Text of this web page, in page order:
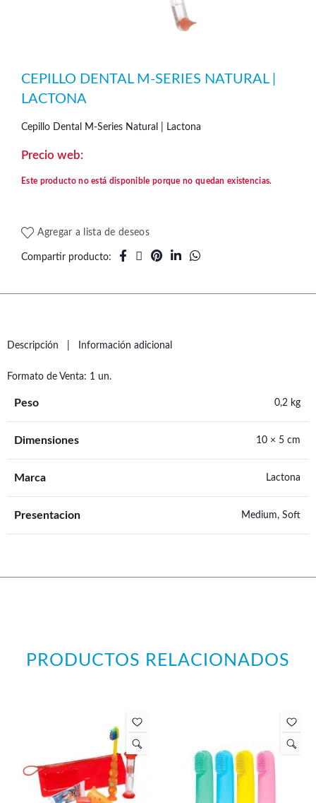
CEPILLO DENTAL M-SERIES NATURAL |
LACTONA
Cepillo Dental M-Series Natural | Lactona
Este producto no está disponible porque no quedan existencias.
Agregar a lista de deseos
Compartir producto
Descripción Información adicional
Formato de Venta: 1 un.
Peso 0,2 kg
Dimensiones 10 × 5 cm
Marca Lactona
Presentacion Medium, Soft
PRODUCTOS RELACIONADOS